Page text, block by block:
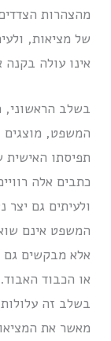
מהצהרות
של מציאות,
אינו עולה
בשלב הראשוני,
המשפט, מוצגים
תפיסתו
כתבים אלה
ולעיתים גם
המשפט אינם
אלא מבקשים
או הכבוד
בשלב זה
מאשר את